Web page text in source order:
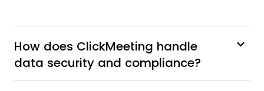
How does ClickMeeting handle
data security and compliance?